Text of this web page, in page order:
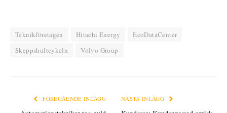
Teknikföretagen Hitachi Energy
EcoDataCenter
Skeppshultcykeln
Volvo Group
FÖREGÅENDE INLÄGG NÄSTA INLÄGG